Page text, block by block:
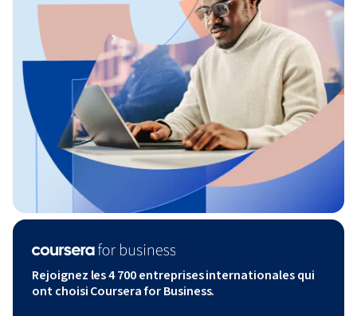
Rejoignez les 4 700 entreprises internationales qui
ont choisi Coursera for Business.